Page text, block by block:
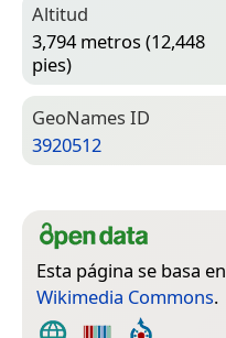
Altitud
3,794 metros (12,448
pies)
Geo­Names ID
3920512
Esta página se basa en
Wikimedia Commons.